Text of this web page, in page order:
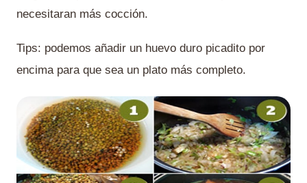
necesitaran más cocción.
Tips: podemos añadir un huevo duro picadito por
encima para que sea un plato más completo.